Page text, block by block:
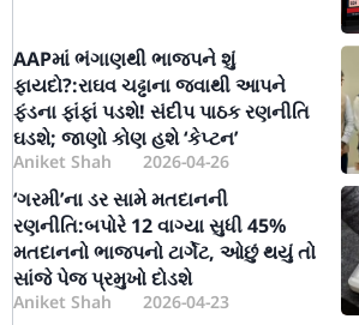
AAPમાં ભંગાણથી ભાજપને શું
ફાયદો?:રાઘવ ચઢ્ઢાના જવાથી આપને
ફંડના ફાંફાં પડશે! સંદીપ પાઠક રણનીતિ
ઘડશે; જાણો કોણ હશે ‘કેપ્ટન’
Aniket Shah 2026-04-26
‘ગરમી’ના ડર સામે મતદાનની
રણનીતિ:બપોરે 12 વાગ્યા સુધી 45%
મતદાનનો ભાજપનો ટાર્ગેટ, ઓછું થયું તો
સાંજે પેજ પ્રમુખો દોડશે
Aniket Shah 2026-04-23